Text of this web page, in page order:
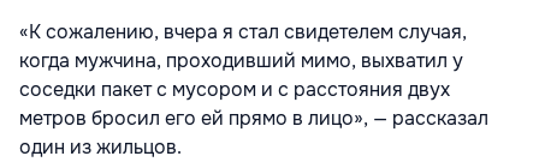
«К сожалению, вчера я стал свидетелем случая,
когда мужчина, проходивший мимо, выхватил у
соседки пакет с мусором и с расстояния двух
метров бросил его ей прямо в лицо», — рассказал
один из жильцов.